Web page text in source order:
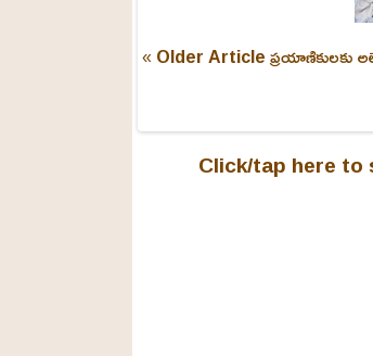
3
%
« Older Articleప్రయాణికులకు
Click/tap here to